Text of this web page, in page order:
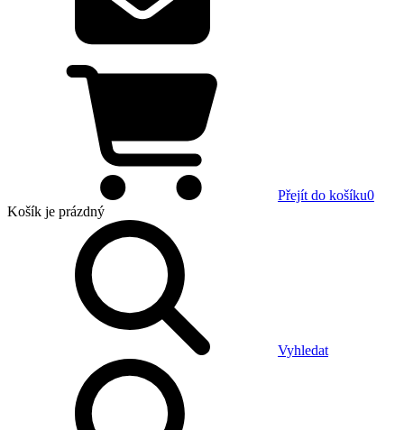
Přejít do košíku0
Košík je prázdný
Vyhledat